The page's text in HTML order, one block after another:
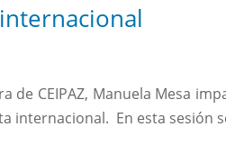
CEIPAZ, Manuela Mesa
internacional. En esta sesión